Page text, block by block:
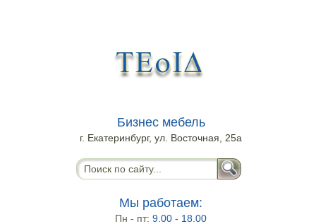
Бизнес мебель
г. Екатеринбург, ул. Восточная, 25а
Мы работаем:
Пн - пт:9.00 - 18.00